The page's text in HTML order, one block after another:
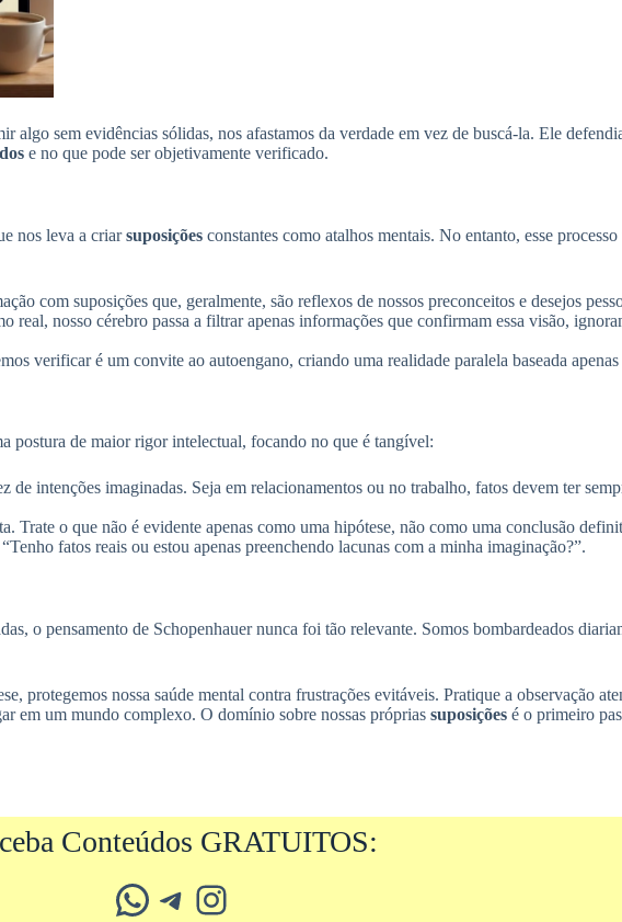
algo sem evidências sólidas, nos afastamos da verdade em vez de buscá-la. Ele
e no que pode ser objetivamente verificado.
nos leva a criarsuposições constantes como atalhos mentais. No entanto, esse
com suposições que, geralmente, são reflexos de nossos preconceitos e desejos
real, nosso cérebro passa a filtrar apenas informações que confirmam essa visão,
verificar é um convite ao autoengano, criando uma realidade paralela baseada apenas
postura de maior rigor intelectual, focando no que é tangível:
de intenções imaginadas. Seja em relacionamentos ou no trabalho, fatos devem ter
Trate o que não é evidente apenas como uma hipótese, não como uma conclusão
fatos reais ou estou apenas preenchendo lacunas com a minha imaginação?”.
o pensamento de Schopenhauer nunca foi tão relevante. Somos bombardeados
protegemos nossa saúde mental contra frustrações evitáveis. Pratique a observação
em um mundo complexo. O domínio sobre nossas próprias suposições é o primeiro
Conteúdos GRATUITOS:
Whatsapp Telegram Instagram